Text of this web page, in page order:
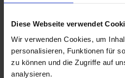
Diese Webseite verwendet
Wir verwenden Cookies, um
personalisieren, Funktionen für
zu können und die Zugriffe auf
analysieren.
Höhe: 99 cm
mit aufgesetzten Sprossen an
16 mm Nut & Feder Holz für
inkl. Montagematerial &